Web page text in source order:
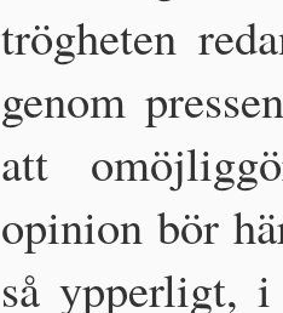
trögheten
genom
att
opinion bör
så ypperligt,